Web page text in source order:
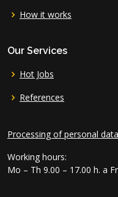
How it works
Our Services
Hot Jobs
References
Processing of personal data
Working hours:
Mo – Th 9.00 – 17.00 h. a